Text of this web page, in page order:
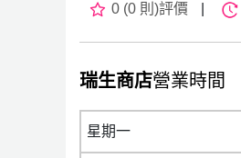
0 (0 則)評價
瑞生商店營業時間
星期一